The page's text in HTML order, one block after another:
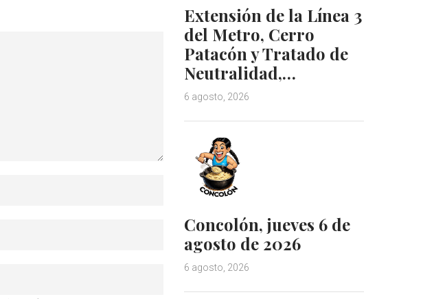
Extensión de la Línea 3
del Metro, Cerro
Patacón y Tratado de
Neutralidad,…
6 agosto, 2026
Concolón, jueves 6 de
agosto de 2026
6 agosto, 2026